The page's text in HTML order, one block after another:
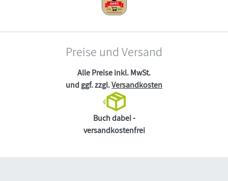
Preise und Versand
Alle Preise inkl. MwSt.
und ggf. zzgl.Versandkosten
Buch dabei -
versandkostenfrei